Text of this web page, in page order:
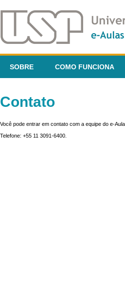
SOBRE COMO FUNCIONA
Contato
Você pode entrar em contato com a equipe do e-
Telefone: +55 11 3091-6400.